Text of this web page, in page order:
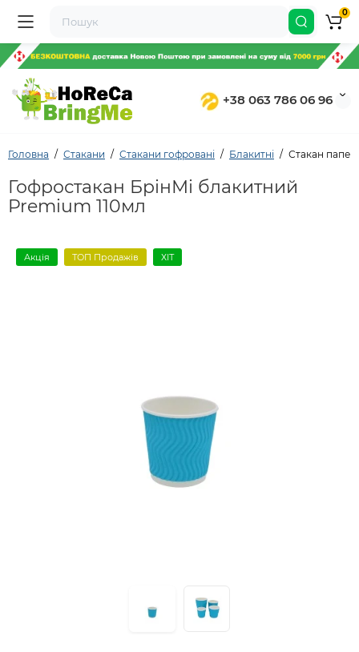
+38 063 786 06 96
0
Головна Стакани Стакани гофровані Блакитні Стакан
Гофростакан БрінМі блакитний
Premium 110мл
Акція ТОП Продажів ХІТ